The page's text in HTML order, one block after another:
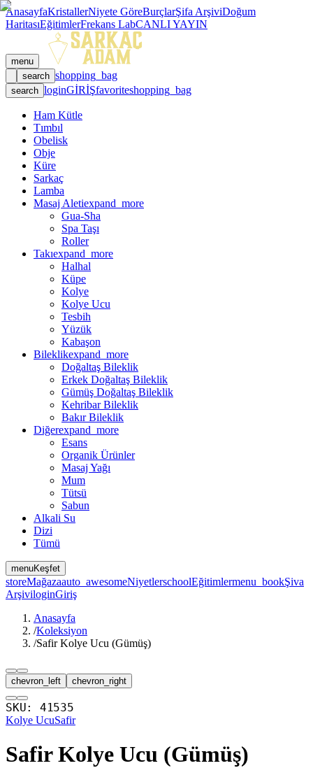
AnasayfaKristallerNiyete GöreBurçlarŞifa ArşiviDoğum
HaritasıEğitimlerFrekans LabCANLI YAYIN
menu
search shopping_bag
search loginGİRİŞfavoriteshopping_bag
Ham Kütle
Tımbıl
Obelisk
Obje
Küre
Sarkaç
Lamba
Masaj Aletiexpand_more
Gua-Sha
Spa Taşı
Roller
Takıexpand_more
Halhal
Küpe
Kolye
Kolye Ucu
Tesbih
Yüzük
Kabaşon
Bileklikexpand_more
Doğaltaş Bileklik
Erkek Doğaltaş Bileklik
Gümüş Doğaltaş Bileklik
Kehribar Bileklik
Bakır Bileklik
Diğerexpand_more
Esans
Organik Ürünler
Masaj Yağı
Mum
Tütsü
Sabun
Alkali Su
Dizi
Tümü
menuKeşfet
storeMağazaauto_awesomeNiyetlerschoolEğitimlermenu_bookŞiva
ArşiviloginGiriş
Anasayfa
/Koleksiyon
/Safir Kolye Ucu (Gümüş)
chevron_left chevron_right
SKU: 41535
Kolye UcuSafir
Safir Kolye Ucu (Gümüş)